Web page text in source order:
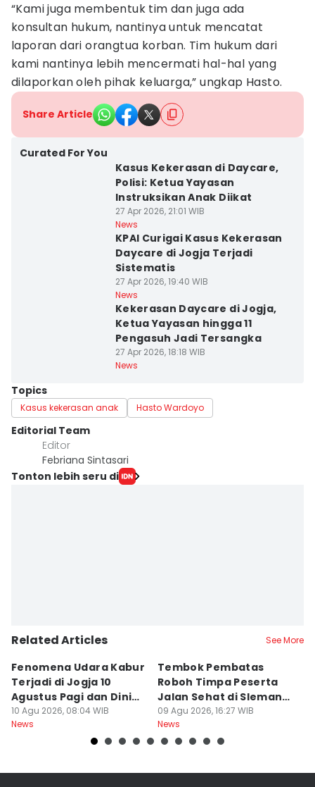
“Kami juga membentuk tim dan juga ada
konsultan hukum, nantinya untuk mencatat
laporan dari orangtua korban. Tim hukum dari
kami nantinya lebih mencermati hal-hal yang
dilaporkan oleh pihak keluarga,” ungkap Hasto.
Share Article
Curated For You
Kasus Kekerasan di Daycare,
Polisi: Ketua Yayasan
Instruksikan Anak Diikat
27 Apr 2026, 21:01 WIB
News
KPAI Curigai Kasus Kekerasan
Daycare di Jogja Terjadi
Sistematis
27 Apr 2026, 19:40 WIB
News
Kekerasan Daycare di Jogja,
Ketua Yayasan hingga 11
Pengasuh Jadi Tersangka
27 Apr 2026, 18:18 WIB
News
Topics
Kasus kekerasan anak Hasto Wardoyo
Editorial Team
Editor
Febriana Sintasari
Tonton lebih seru di
Related Articles See More
Fenomena Udara Kabur
Terjadi di Jogja 10
Agustus Pagi dan Dini
Hari
10 Agu 2026, 08:04 WIB
News
Tembok Pembatas
Roboh Timpa Peserta
Jalan Sehat di Sleman,
10 Orang Luka
09 Agu 2026, 16:27 WIB
News